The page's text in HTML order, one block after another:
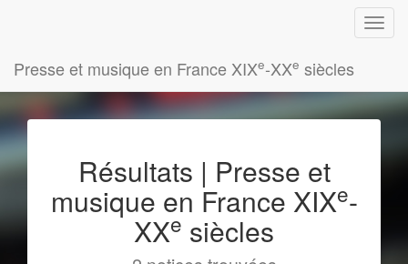
Presse et musique en France XIXe-XXe siècles
Résultats | Presse et
musique en France XIXe-
XXe siècles